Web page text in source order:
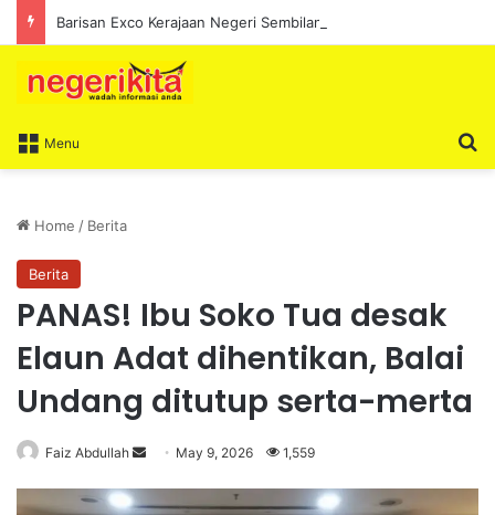
Menu
Home / Berita
Berita
PANAS! Ibu Soko Tua desak
Elaun Adat dihentikan, Balai
Undang ditutup serta-merta
Faiz Abdullah
n
May 9, 2026 1,559